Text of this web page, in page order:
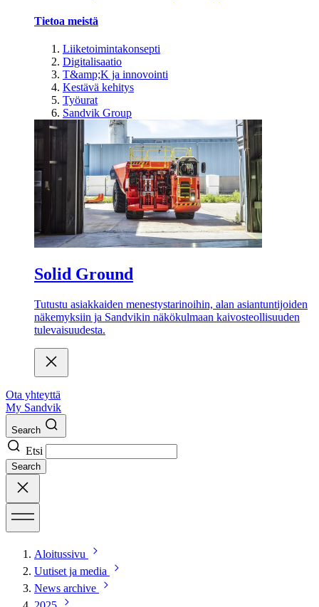
Tietoa meistä
Liiketoimintakonsepti
Digitalisaatio
T&amp;K ja innovointi
Kestävä kehitys
Työurat
Sandvik Group
Solid Ground
Tutustu asiakkaiden menestystarinoihin, alan asiantuntijoiden
näkemyksiin ja Sandvikin näkökulmaan kaivosteollisuuden
tulevaisuudesta.
Ota yhteyttä
My Sandvik
Search
Etsi
Search
Aloitussivu
Uutiset ja media
News archive